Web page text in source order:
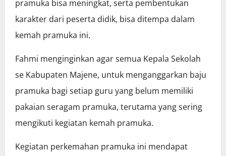
pramuka bisa meningkat, serta pembentukan
karakter dari peserta didik, bisa ditempa dalam
kemah pramuka ini.
Fahmi menginginkan agar semua Kepala Sekolah
se Kabupaten Majene, untuk menganggarkan baju
pramuka bagi setiap guru yang belum memiliki
pakaian seragam pramuka, terutama yang sering
mengikuti kegiatan kemah pramuka.
Kegiatan perkemahan pramuka ini mendapat